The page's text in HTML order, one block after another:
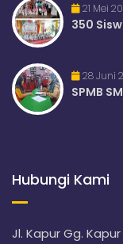
21 Mei
350
28 Juni
SPMB
Hubungi Kami
Jl. Kapur Gg.